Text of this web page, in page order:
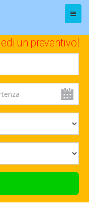
Menu
un preventivo!